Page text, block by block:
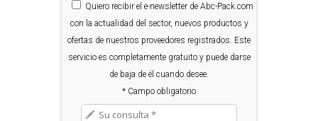
Quiero recibir el e-newsletter de Abc-Pack.com
con la actualidad del sector, nuevos productos y
ofertas de nuestros proveedores registrados. Este
servicio es completamente gratuito y puede darse
de baja de él cuando desee.
* Campo obligatorio